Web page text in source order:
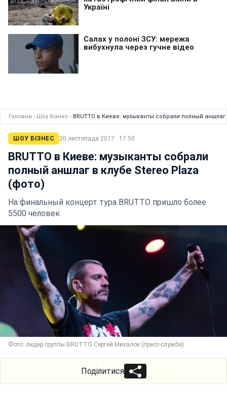
Головна › Шоу бізнес › BRUTTO в Киеве: музыканты собрали полный
ШОУ БІЗНЕС 20 листопада 2017 · 17:50
BRUTTO в Киеве: музыканты собрали
полный аншлаг в клубе Stereo Plaza
(фото)
На финальный концерт тура BRUTTO пришло более
5500 человек
Фото: лидер группы BRUTTO Сергей Михалок (пресс-служба)
Поділитися